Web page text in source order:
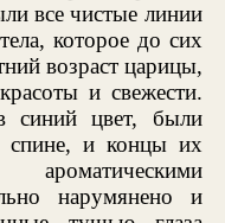
все чистые линии
которое до сих
возраст царицы,
и свежести.
синий цвет, были
и концы их
нарумянено и